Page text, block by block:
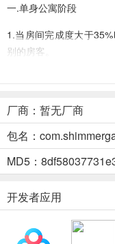
一.单身公寓阶段
1.当房间完成度大于
别的房客。
3.在你的餐馆升级到“中
为“早餐摊”不能完全满足
4.餐馆升级后，升级前
5.职业均衡很重要，如
满足，被差评，从而使
厂商：暂无厂商
包名：
MD5：
开发者应用